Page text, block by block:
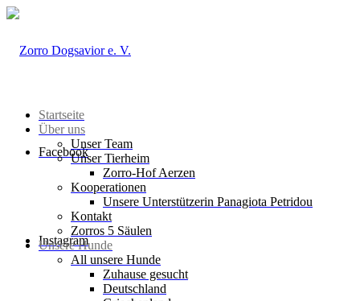
Facebook
Instagram
Startseite
Über uns
Unser Team
Unser Tierheim
Zorro-Hof Aerzen
Kooperationen
Unsere Unterstützerin Panagiota Petridou
Kontakt
Zorros 5 Säulen
Unsere Hunde
All unsere Hunde
Zuhause gesucht
Deutschland